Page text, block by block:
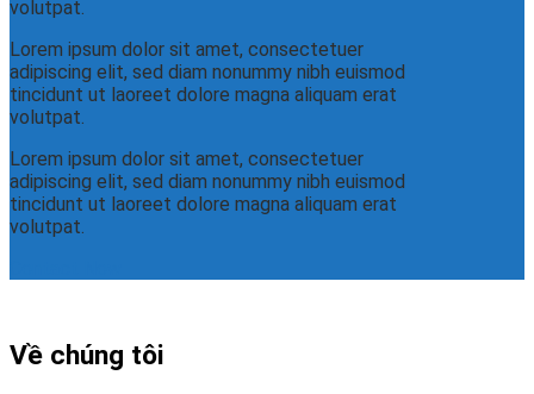
volutpat.
Lorem ipsum dolor sit amet, consectetuer
adipiscing elit, sed diam nonummy nibh euismod
tincidunt ut laoreet dolore magna aliquam erat
volutpat.
Lorem ipsum dolor sit amet, consectetuer
adipiscing elit, sed diam nonummy nibh euismod
tincidunt ut laoreet dolore magna aliquam erat
volutpat.
Về chúng tôi